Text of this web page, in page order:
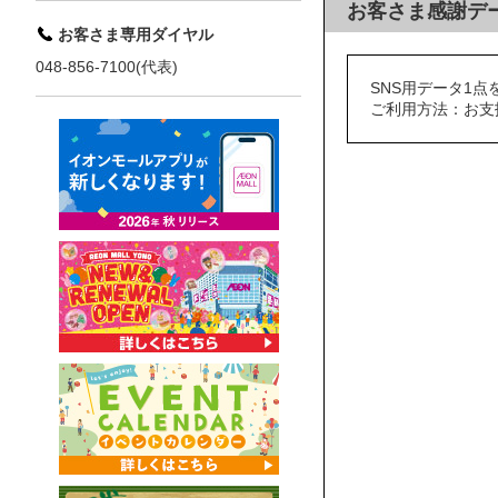
お客さま感謝デ
SNS用データ1点
ご利用方法：お支
お客さま専用ダイヤル
048-856-7100(代表)